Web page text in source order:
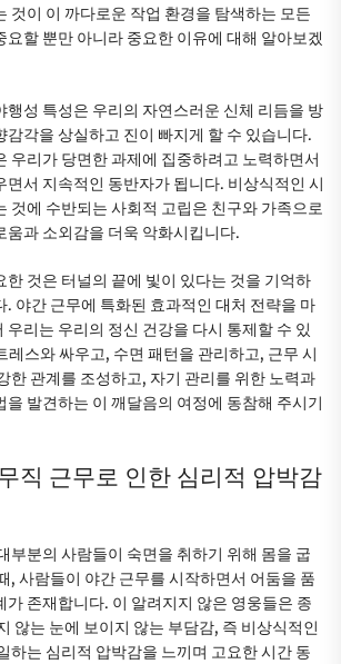
것이 이 까다로운 작업 환경을 탐색하는 모든
요할 뿐만 아니라 중요한 이유에 대해 알아보겠
행성 특성은 우리의 자연스러운 신체 리듬을 방
감각을 상실하고 진이 빠지게 할 수 있습니다.
우리가 당면한 과제에 집중하려고 노력하면서
면서 지속적인 동반자가 됩니다. 비상식적인 시
것에 수반되는 사회적 고립은 친구와 가족으로
움과 소외감을 더욱 악화시킵니다.
한 것은 터널의 끝에 빛이 있다는 것을 기억하
. 야간 근무에 특화된 효과적인 대처 전략을 마
우리는 우리의 정신 건강을 다시 통제할 수 있
레스와 싸우고, 수면 패턴을 관리하고, 근무 시
한 관계를 조성하고, 자기 관리를 위한 노력과
을 발견하는 이 깨달음의 여정에 동참해 주시기
직 근무로 인한 심리적 압박감
부분의 사람들이 숙면을 취하기 위해 몸을 굽
, 사람들이 야간 근무를 시작하면서 어둠을 품
가 존재합니다. 이 알려지지 않은 영웅들은 종
않는 눈에 보이지 않는 부담감, 즉 비상식적인
하는 심리적 압박감을 느끼며 고요한 시간 동